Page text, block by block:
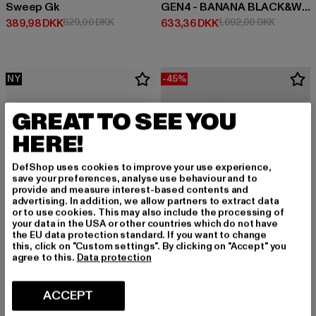
Sweep Gk
389,98 DKK
Nuværende pris: 389,98 DKK
629,00 DKKKampagnepris: 629,00 DKK
GEN4 - BANANA BLACK&WHITE
633,36 DKK
Nuværende pris: 633,36 DKK
1.092,00 DKK
NY
Springerstiefel
597,55 DKK
Nuværende pris: 597,55 DKK
-45%
GREAT TO SEE YOU
HERE!
DefShop uses cookies to improve your use experience,
save your preferences, analyse use behaviour and to
provide and measure interest-based contents and
advertising. In addition, we allow partners to extract data
or to use cookies. This may also include the processing of
your data in the USA or other countries which do not have
the EU data protection standard. If you want to change
this, click on "Custom settings". By clicking on "Accept" you
agree to this. Data protection
ACCEPT